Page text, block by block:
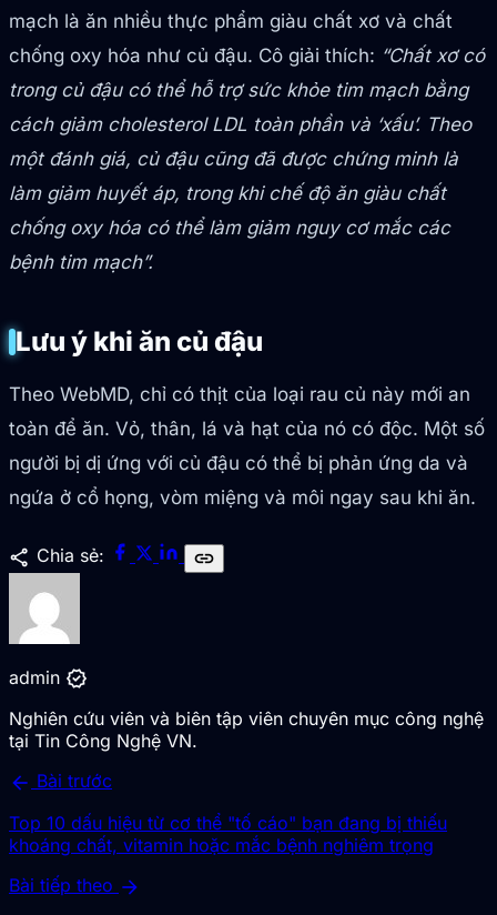
mạch là ăn nhiều thực phẩm giàu chất xơ và chất
chống oxy hóa như củ đậu. Cô giải thích: “Chất xơ có
trong củ đậu có thể hỗ trợ sức khỏe tim mạch bằng
cách giảm cholesterol LDL toàn phần và ‘xấu’. Theo
một đánh giá, củ đậu cũng đã được chứng minh là
làm giảm huyết áp, trong khi chế độ ăn giàu chất
chống oxy hóa có thể làm giảm nguy cơ mắc các
bệnh tim mạch”.
Lưu ý khi ăn củ đậu
Theo WebMD, chỉ có thịt của loại rau củ này mới an
toàn để ăn. Vỏ, thân, lá và hạt của nó có độc. Một số
người bị dị ứng với củ đậu có thể bị phản ứng da và
ngứa ở cổ họng, vòm miệng và môi ngay sau khi ăn.
share Chia sẻ: link
admin verified
Nghiên cứu viên và biên tập viên chuyên mục công nghệ
tại Tin Công Nghệ VN.
arrow_back Bài trước
Top 10 dấu hiệu từ cơ thể "tố cáo" bạn đang bị thiếu
khoáng chất, vitamin hoặc mắc bệnh nghiêm trọng
Bài tiếp theo arrow_forward